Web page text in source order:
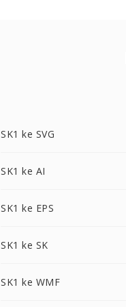
SK1 ke SVG
SK1 ke AI
SK1 ke EPS
SK1 ke SK
SK1 ke WMF